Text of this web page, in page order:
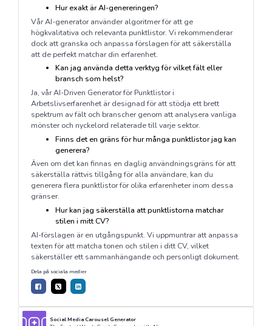
Social Media Carousel Generator
Hur exakt är AI-genereringen?
Vår AI-generator använder algoritmer för att ge
högkvalitativa och relevanta punktlistor. Vi rekommenderar
dock att granska och anpassa förslagen för att säkerställa
att de perfekt matchar din erfarenhet.
Kan jag använda detta verktyg för vilket fält eller
bransch som helst?
Ja, vår AI-Driven Generator för Punktlistor i
Arbetslivserfarenhet är designad för att stödja ett brett
spektrum av fält och branscher genom att analysera vanliga
mönster och nyckelord relaterade till varje sektor.
Finns det en gräns för hur många punktlistor jag kan
generera?
Även om det kan finnas en daglig användningsgräns för att
säkerställa rättvis tillgång för alla användare, kan du
generera flera punktlistor för olika erfarenheter inom dessa
gränser.
Hur kan jag säkerställa att punktlistorna matchar
stilen i mitt CV?
AI-förslagen är en utgångspunkt. Vi uppmuntrar att anpassa
texten för att matcha tonen och stilen i ditt CV, vilket
säkerställer ett sammanhängande och personligt dokument.
Dela på sociala medier